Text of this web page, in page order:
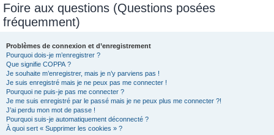
Foire aux questions (Questions posées
fréquemment)
Problèmes de connexion et d’enregistrement
Pourquoi dois-je m’enregistrer ?
Que signifie COPPA ?
Je souhaite m’enregistrer, mais je n’y parviens pas !
Je suis enregistré mais je ne peux pas me connecter !
Pourquoi ne puis-je pas me connecter ?
Je me suis enregistré par le passé mais je ne peux plus me connecter ?!
J’ai perdu mon mot de passe !
Pourquoi suis-je automatiquement déconnecté ?
À quoi sert « Supprimer les cookies » ?